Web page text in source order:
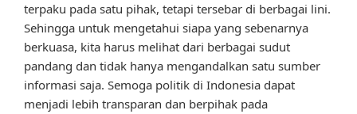
terpaku pada satu pihak, tetapi tersebar di berbagai lini.
Sehingga untuk mengetahui siapa yang sebenarnya
berkuasa, kita harus melihat dari berbagai sudut
pandang dan tidak hanya mengandalkan satu sumber
informasi saja. Semoga politik di Indonesia dapat
menjadi lebih transparan dan berpihak pada